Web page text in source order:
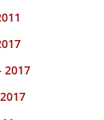
2017